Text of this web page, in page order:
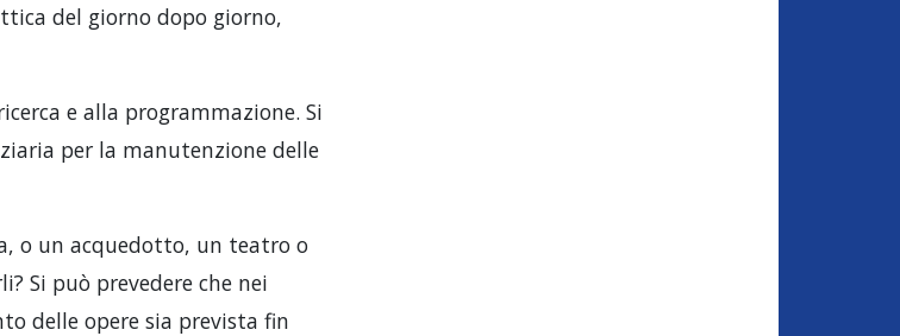
del giorno dopo giorno,
e alla programmazione. Si
per la manutenzione delle
o un acquedotto, un teatro o
Si può prevedere che nei
delle opere sia prevista fin